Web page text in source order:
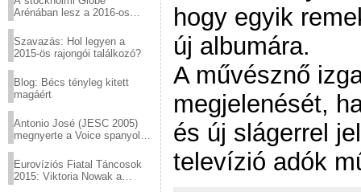
Arénában lesz a 2016-os
Szavazás: Hol legyen a
2015-ös rajongói találkozó?
Blog: Bécs tényleg kitett
magáért
Antonio José (JESC 2005)
megnyerte a Voice spanyol
Eurovíziós Fiatal Táncosok
2015: Viktoria Nowak a
hogy egyik
új albumára.
A művésznő
megjelenését,
és új slágerrel
televízió adók